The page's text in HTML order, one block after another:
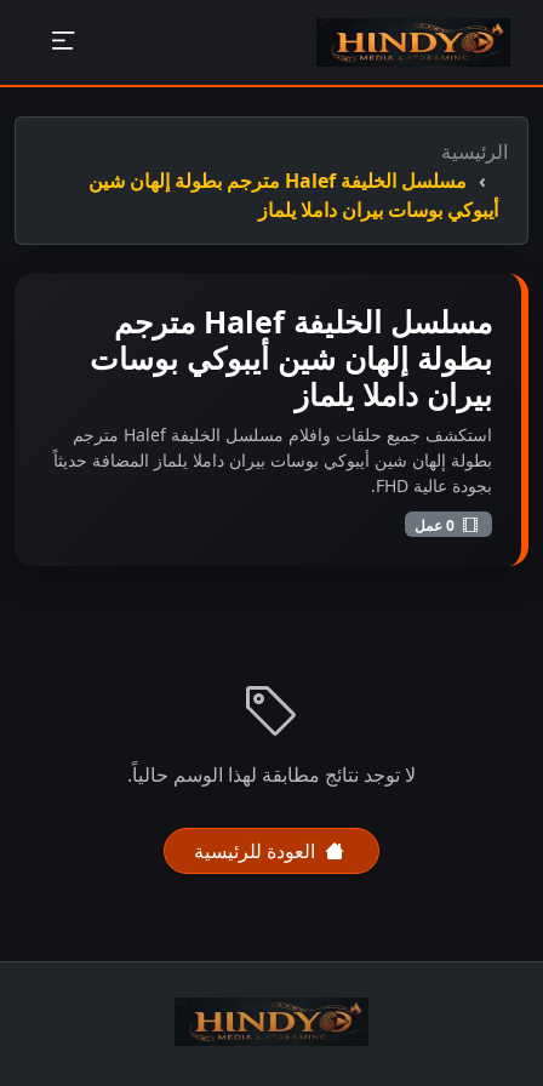
الرئيسية
مسلسل الخليفة Halef مترجم بطولة إلهان شين
أيبوكي بوسات بيران داملا يلماز
مسلسل الخليفة Halef مترجم
بطولة إلهان شين أيبوكي بوسات
بيران داملا يلماز
استكشف جميع حلقات وافلام مسلسل الخليفة Halef مترجم
بطولة إلهان شين أيبوكي بوسات بيران داملا يلماز المضافة حديثاً
بجودة عالية FHD.
لا توجد نتائج مطابقة لهذا الوسم حالياً.
العودة للرئيسية